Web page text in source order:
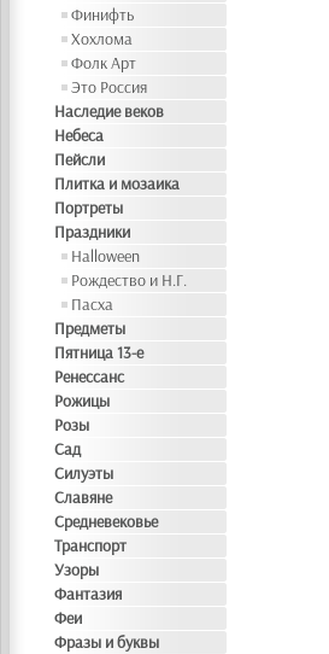
Финифть
Хохлома
Фолк Арт
Это Россия
Наследие веков
Небеса
Пейсли
Плитка и мозаика
Портреты
Праздники
Halloween
Рождество и Н.Г.
Пасха
Предметы
Пятница 13-е
Ренессанс
Рожицы
Розы
Сад
Силуэты
Славяне
Средневековье
Транспорт
Узоры
Фантазия
Феи
Фразы и буквы